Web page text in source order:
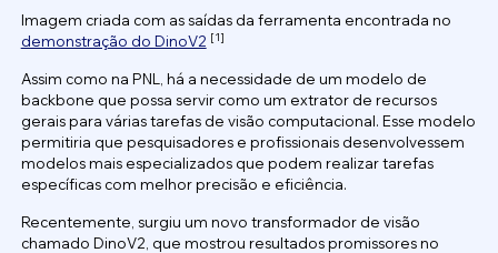
Imagem criada com as saídas da ferramenta encontrada no
demonstração do DinoV2 [1]
Assim como na PNL, há a necessidade de um modelo de
backbone que possa servir como um extrator de recursos
gerais para várias tarefas de visão computacional. Esse modelo
permitiria que pesquisadores e profissionais desenvolvessem
modelos mais especializados que podem realizar tarefas
específicas com melhor precisão e eficiência.
Recentemente, surgiu um novo transformador de visão
chamado DinoV2, que mostrou resultados promissores no